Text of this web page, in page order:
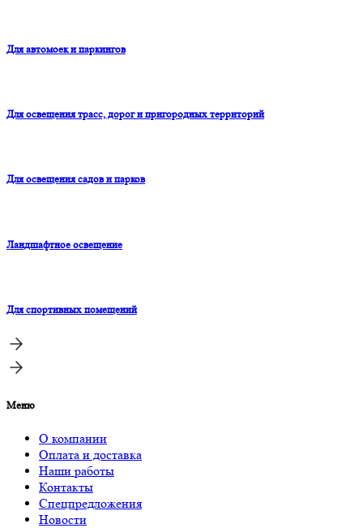
Для автомоек и паркингов
Для освещения трасс, дорог и пригородных территорий
Для освещения садов и парков
Ландшафтное освещение
Для спортивных помещений
Меню
О компании
Оплата и доставка
Наши работы
Контакты
Спецпредложения
Новости